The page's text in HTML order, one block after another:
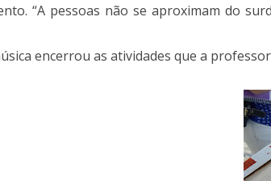
“A pessoas não se aproximam do
encerrou as atividades que a